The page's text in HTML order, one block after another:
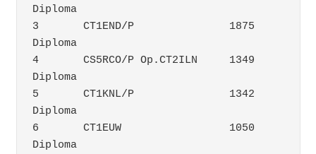
Diploma
3	CT1END/P	       1875
Diploma
4	CS5RCO/P Op.CT2ILN     1349
Diploma
5	CT1KNL/P	       1342
Diploma
6	CT1EUW		       1050
Diploma